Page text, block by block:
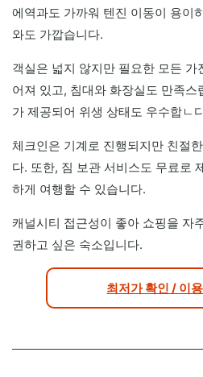
에역과도 가까워 텐진 이동이 용이
와도 가깝습니다.
객실은 넓지 않지만 필요한 모든
어져 있고, 침대와 화장실도 만족
가 제공되어 위생 상태도 우수합ㄴ
체크인은 기계로 진행되지만 친절
다. 또한, 짐 보관 서비스도 무료로
하게 여행할 수 있습니다.
캐널시티 접근성이 좋아 쇼핑을 자
권하고 싶은 숙소입니다.
최저가 확인 / 이